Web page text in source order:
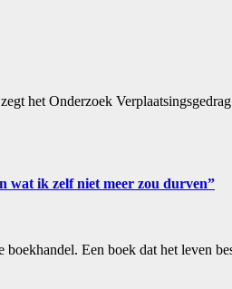
het Onderzoek
wat ik zelf niet meer zou durven”
Een boek dat het leven